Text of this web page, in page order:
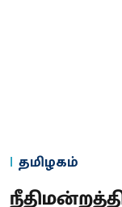
தமிழகம்